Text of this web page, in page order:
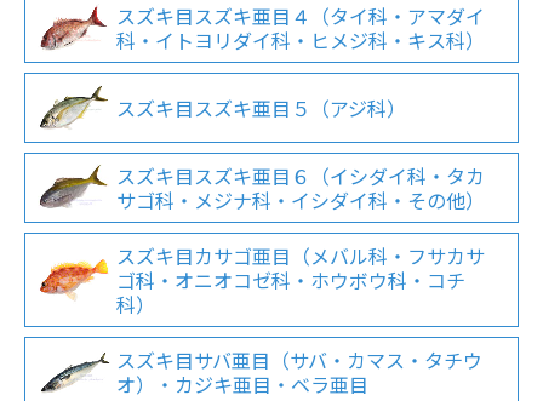
スズキ目スズキ亜目４（タイ科・アマダイ
科・イトヨリダイ科・ヒメジ科・キス科）
スズキ目スズキ亜目５（アジ科）
スズキ目スズキ亜目６（イシダイ科・タカ
サゴ科・メジナ科・イシダイ科・その他）
スズキ目カサゴ亜目（メバル科・フサカサ
ゴ科・オニオコゼ科・ホウボウ科・コチ
科）
スズキ目サバ亜目（サバ・カマス・タチウ
オ）・カジキ亜目・ベラ亜目